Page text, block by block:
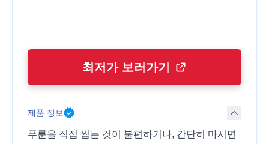
최저가 보러가기
제품 정보
푸룬을 직접 씹는 것이 불편하거나, 간단히 마시면